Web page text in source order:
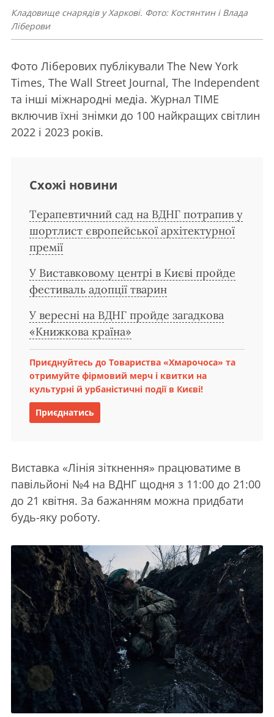
Кладовище снарядів у Харкові. Фото: Костянтин і Влада
Ліберови
Фото Ліберових публікували The New York
Times, The Wall Street Journal, The Independent
та інші міжнародні медіа. Журнал TIME
включив їхні знімки до 100 найкращих світлин
2022 і 2023 років.
Схожі новини
Терапевтичний сад на ВДНГ потрапив у
шортлист європейської архітектурної
премії
У Виставковому центрі в Києві пройде
фестиваль адопції тварин
У вересні на ВДНГ пройде загадкова
«Книжкова країна»
Приєднуйтесь до Товариства «Хмарочоса» та
отримуйте фірмовий мерч і квитки на
культурні й урбаністичні події в Києві!
Приєднатись
Виставка «Лінія зіткнення» працюватиме в
павільйоні №4 на ВДНГ щодня з 11:00 до 21:00
до 21 квітня. За бажанням можна придбати
будь-яку роботу.